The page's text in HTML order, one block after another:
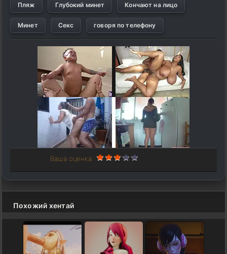
Пляж Глубокий минет Кончают на лицо
Минет Секс говоря по телефону
Ваша оценка:
Похожий хентай